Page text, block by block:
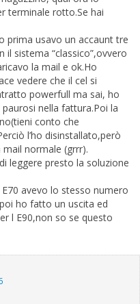
terminale rotto.Se hai
prima usavo un accaunt tre
il sistema “classico”,ovvero
la mail e ok.Ho
vedere che il cel si
powerfull ma sai, ho
nella fattura.Poi la
conto che
l’ho disinstallato,però
normale (grrr).
leggere presto la soluzione
avevo lo stesso numero
ho fatto un uscita ed
l E90,non so se questo